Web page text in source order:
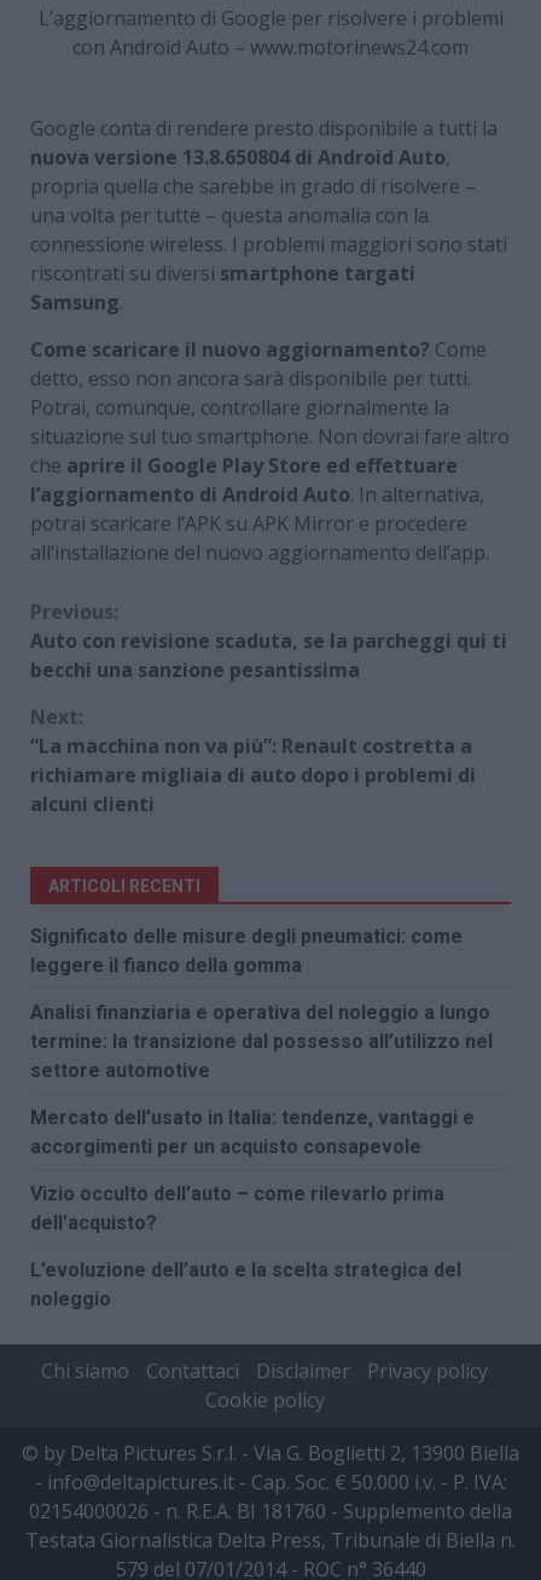
L’aggiornamento di Google per risolvere i problemi
con Android Auto – www.motorinews24.com
Google conta di rendere presto disponibile a tutti la
nuova versione 13.8.650804 di Android Auto,
propria quella che sarebbe in grado di risolvere –
una volta per tutte – questa anomalia con la
connessione wireless. I problemi maggiori sono stati
riscontrati su diversi smartphone targati
Samsung.
Come scaricare il nuovo aggiornamento? Come
detto, esso non ancora sarà disponibile per tutti.
Potrai, comunque, controllare giornalmente la
situazione sul tuo smartphone. Non dovrai fare altro
che aprire il Google Play Store ed effettuare
l’aggiornamento di Android Auto. In alternativa,
potrai scaricare l’APK su APK Mirror e procedere
all’installazione del nuovo aggiornamento dell’app.
Continue
Reading
Previous:
Auto con revisione scaduta, se la parcheggi qui ti
becchi una sanzione pesantissima
Next:
“La macchina non va più”: Renault costretta a
richiamare migliaia di auto dopo i problemi di
alcuni clienti
ARTICOLI RECENTI
Significato delle misure degli pneumatici: come
leggere il fianco della gomma
Analisi finanziaria e operativa del noleggio a lungo
termine: la transizione dal possesso all’utilizzo nel
settore automotive
Mercato dell’usato in Italia: tendenze, vantaggi e
accorgimenti per un acquisto consapevole
Vizio occulto dell’auto – come rilevarlo prima
dell’acquisto?
L’evoluzione dell’auto e la scelta strategica del
noleggio
Chi siamo Contattaci Disclaimer
Privacy policy
Cookie policy
© by Delta Pictures S.r.l. - Via G. Boglietti 2, 13900 Biella
- info@deltapictures.it - Cap. Soc. € 50.000 i.v. - P. IVA:
02154000026 - n. R.E.A. BI 181760 - Supplemento della
Testata Giornalistica Delta Press, Tribunale di Biella n.
579 del 07/01/2014 - ROC n° 36440